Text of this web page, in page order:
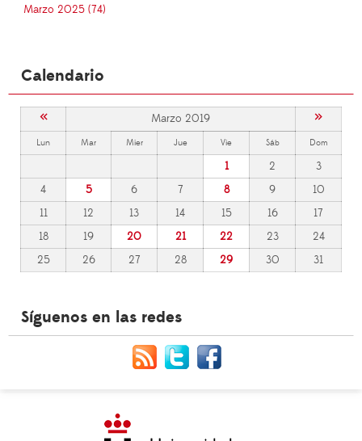
Marzo 2025 (74)
Calendario
« Marzo 2019 »
Lun Mar Mier Jue Vie Sáb Dom
1 2
3
4
5 6 7 8 9
10
11
12 13 14 15 16
17
18
19 20 21 22 23
24
25
26 27 28 29 30 31
Síguenos en las redes